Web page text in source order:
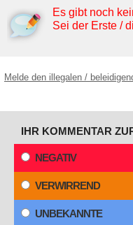
Es gibt noch
Sei der Erste /
Melde den illegalen /
IHR KOMMENTAR
NEGATIV
VERWIRREND
UNBEKANNTE